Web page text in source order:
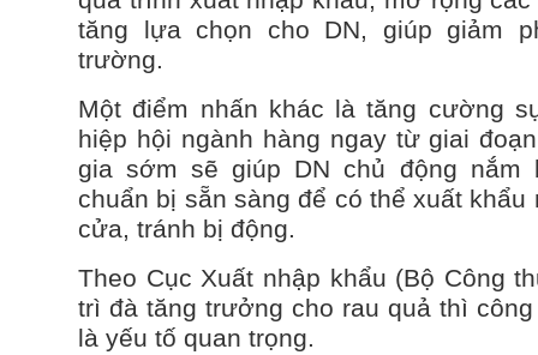
tăng lựa chọn cho DN, giúp giảm
trường.
Một điểm nhấn khác là tăng cường
hiệp hội ngành hàng ngay từ giai
gia sớm sẽ giúp DN chủ động nắm
chuẩn bị sẵn sàng để có thể xuất
cửa, tránh bị động.
Theo Cục Xuất nhập khẩu (Bộ Công
trì đà tăng trưởng cho rau quả thì
là yếu tố quan trọng.